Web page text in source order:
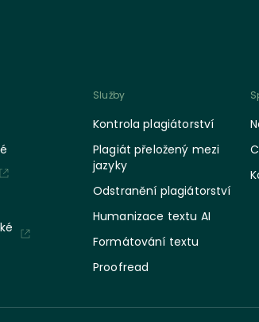
Služby
Kontrola plagiátorství
Plagiát přeložený mezi
jazyky
Odstranění plagiátorství
Humanizace textu AI
Formátování textu
Proofread